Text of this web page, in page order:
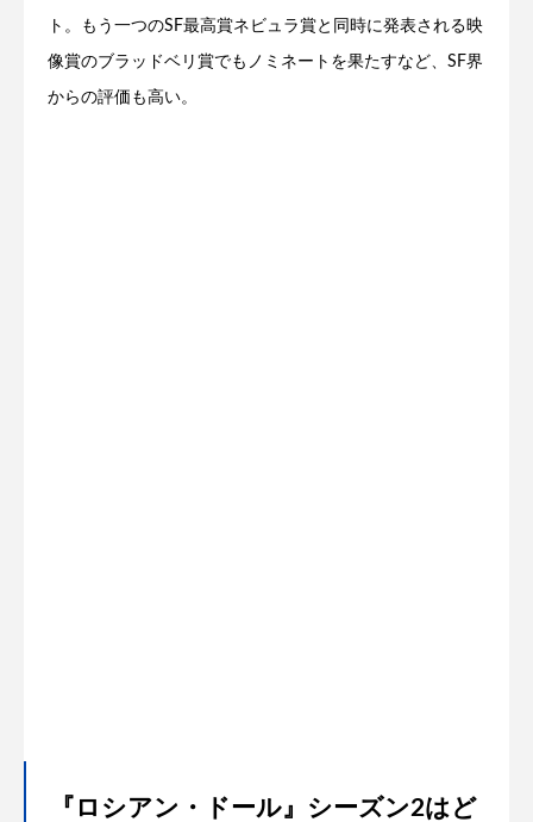
ト。もう一つのSF最高賞ネビュラ賞と同時に発表される映
像賞のブラッドベリ賞でもノミネートを果たすなど、SF界
からの評価も高い。
『ロシアン・ドール』シーズン2はど